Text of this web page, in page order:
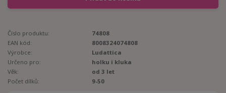
Číslo produktu:
74808
EAN kód:
8008324074808
Výrobce:
Ludattica
Určeno pro:
holku i kluka
Věk:
od 3 let
Počet dílků:
9-50